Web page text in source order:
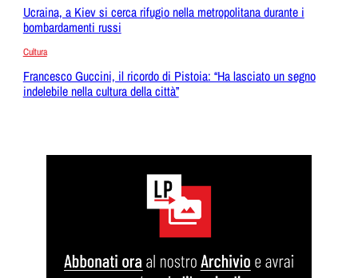
Ucraina, a Kiev si cerca rifugio nella metropolitana durante i
bombardamenti russi
Cultura
Francesco Guccini, il ricordo di Pistoia: “Ha lasciato un segno
indelebile nella cultura della città”